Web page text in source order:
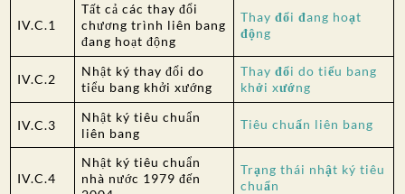
IV.C.1
Tất cả các thay đổi
chương trình liên bang
đang hoạt động
Thay đổi đang hoạt
động
IV.C.2
Nhật ký thay đổi do
tiểu bang khởi xướng
Thay đổi do tiểu bang
khởi xướng
IV.C.3
Nhật ký tiêu chuẩn
liên bang
Tiêu chuẩn liên bang
IV.C.4
Nhật ký tiêu chuẩn
nhà nước 1979 đến
Trạng thái nhật ký tiêu
chuẩn